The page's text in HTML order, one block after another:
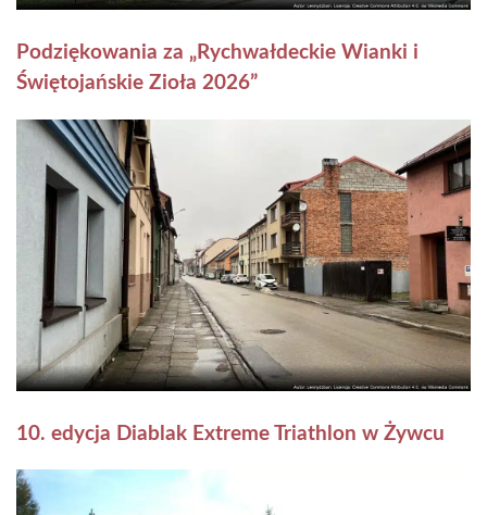
Podziękowania za „Rychwałdeckie Wianki i
Świętojańskie Zioła 2026”
10. edycja Diablak Extreme Triathlon w Żywcu